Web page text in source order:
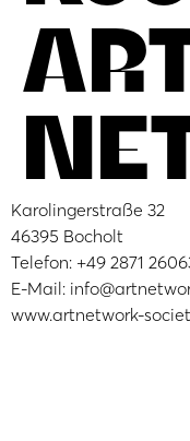
Karolingerstraße 32
46395 Bocholt
Telefon: +49 2871
E-Mail:
www.artnetwork-